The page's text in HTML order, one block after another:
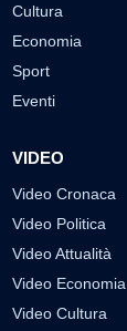
Cultura
Economia
Sport
Eventi
VIDEO
Video Cronaca
Video Politica
Video Attualità
Video Economia
Video Cultura